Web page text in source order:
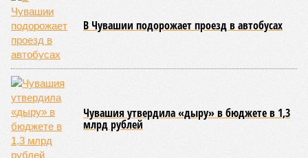
администраций этих объектов были вынесены
предписания, обязывающие устранить выявленные
недостатки.
Среди наиболее часто встречающихся нарушений
оказались следующие: ненадлежащее содержание
территории и несоблюдение санитарно-гигиенических норм
на ней; нарушения в процессе организации питания детей и
при обеспечении питьевого режима; а также
несвоевременное или неполное проведение медицинских
осмотров сотрудников лагерей.